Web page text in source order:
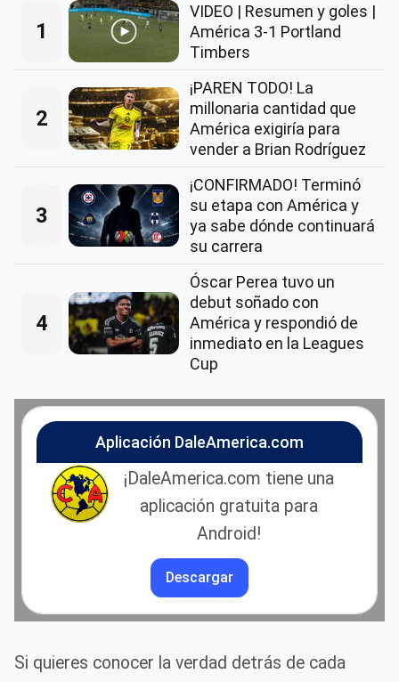
1
VIDEO | Resumen y goles |
América 3-1 Portland
Timbers
2
¡PAREN TODO! La
millonaria cantidad que
América exigiría para
vender a Brian Rodríguez
3
¡CONFIRMADO! Terminó
su etapa con América y
ya sabe dónde continuará
su carrera
4
Óscar Perea tuvo un
debut soñado con
América y respondió de
inmediato en la Leagues
Cup
Aplicación DaleAmerica.com
¡DaleAmerica.com tiene una
aplicación gratuita para
Android!
Descargar
Si quieres conocer la verdad detrás de cada